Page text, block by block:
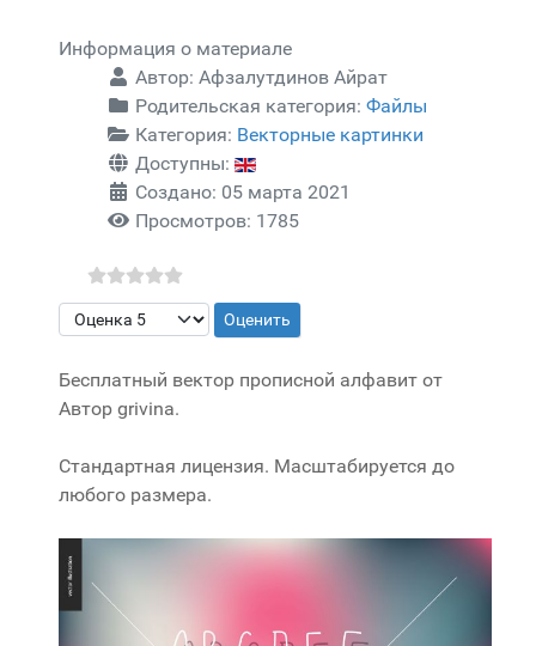
Информация о материале
Автор: Афзалутдинов Айрат
Родительская категория: Файлы
Категория: Векторные картинки
Доступны:
Создано: 05 марта 2021
Просмотров: 1785
Пожалуйста, оцените
Бесплатный вектор прописной алфавит от
Автор grivina.
Стандартная лицензия. Масштабируется до
любого размера.